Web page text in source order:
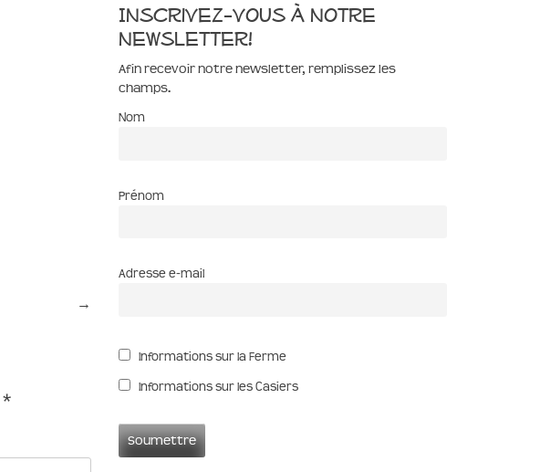
→
*
Inscrivez-vous à notre
newsletter!
Afin recevoir notre newsletter, remplissez les
champs.
Nom
Prénom
Adresse e-mail
Informations sur la Ferme
Informations sur les Casiers